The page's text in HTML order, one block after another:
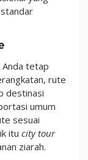
Anda tetap
rute
destinasi
umum
sesuai
itu city tour
ziarah.